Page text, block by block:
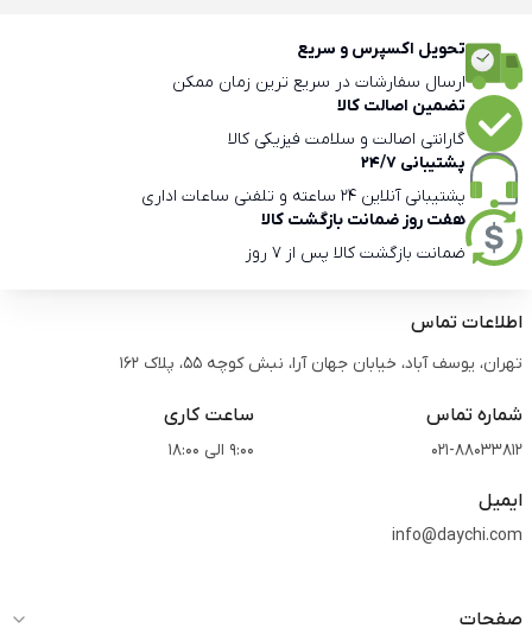
تحویل اکسپرس و سریع
ارسال سفارشات در سریع ترین زمان ممکن
تضمین اصالت کالا
گارانتی اصالت و سلامت فیزیکی کالا
پشتیبانی 24/7
پشتیبانی آنلاین 24 ساعته و تلفنی ساعات اداری
هفت روز ضمانت بازگشت کالا
ضمانت بازگشت کالا پس از 7 روز
اطلاعات تماس
تهران، یوسف آباد، خیابان جهان آرا، نبش کوچه 55، پلاک 162
شماره تماس
021-88033812
ساعت کاری
9:00 الی 18:00
ایمیل
info@daychi.com
صفحات